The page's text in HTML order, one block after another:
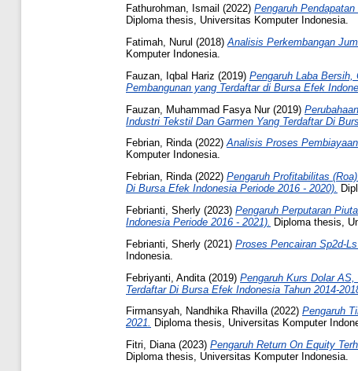
Fathurohman, Ismail (2022) Pengaruh
Diploma thesis, Universitas Komputer Indonesia.
Fatimah, Nurul (2018)Analisis Perkembangan
Komputer Indonesia.
Fauzan, Iqbal Hariz (2019) Pengaruh Laba Bersih,
Pembangunan yang Terdaftar di Bursa Efek
Fauzan, Muhammad Fasya Nur(2019)
Industri Tekstil Dan Garmen Yang Terdaftar Di
Febrian, Rinda(2022)Analisis Proses
Komputer Indonesia.
Febrian, Rinda(2022) Pengaruh Profitabilitas
Di Bursa Efek Indonesia Periode 2016 - 2020).
Febrianti, Sherly (2023) Pengaruh Perputaran
Indonesia Periode 2016 - 2021). Diploma thesis,
Febrianti, Sherly (2021) Proses Pencairan Sp2d-
Indonesia.
Febriyanti, Andita (2019) Pengaruh Kurs Dolar
Terdaftar Di Bursa Efek Indonesia Tahun 2014-
Firmansyah, Nandhika Rhavilla(2022) Pengaruh
2021. Diploma thesis, Universitas Komputer
Fitri, Diana(2023) Pengaruh Return On Equity
Diploma thesis, Universitas Komputer Indonesia.